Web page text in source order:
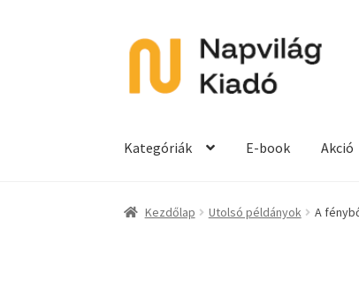
Ugrás
navigációhoz
Kilépés
tartalomba
Kategóriák E-book Akció
Kezdőlap Utolsó példányok A